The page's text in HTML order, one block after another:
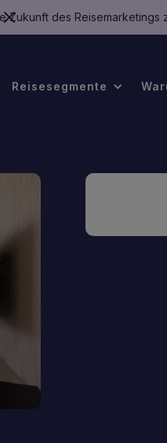
Zukunft des Reisemarketings
Reisesegmente